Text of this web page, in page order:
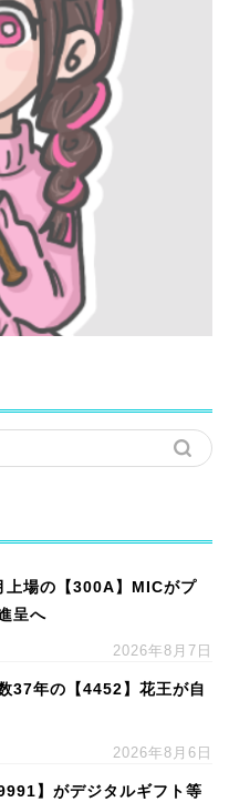
上場の【300A】MICがプ
呈へ
2026年8月7日
37年の【4452】花王が自
2026年8月6日
】がデジタルギフト等